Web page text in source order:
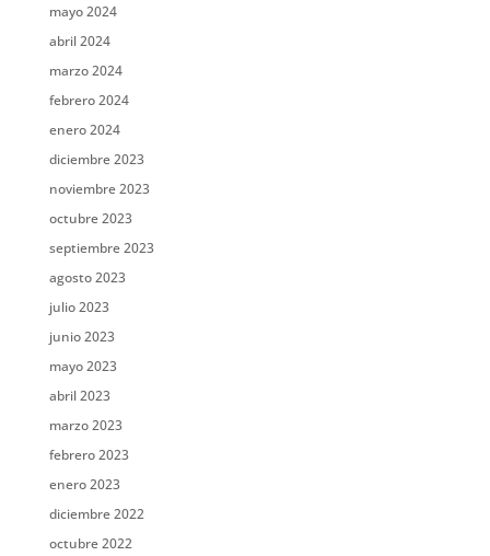
mayo 2024
abril 2024
marzo 2024
febrero 2024
enero 2024
diciembre 2023
noviembre 2023
octubre 2023
septiembre 2023
agosto 2023
julio 2023
junio 2023
mayo 2023
abril 2023
marzo 2023
febrero 2023
enero 2023
diciembre 2022
octubre 2022